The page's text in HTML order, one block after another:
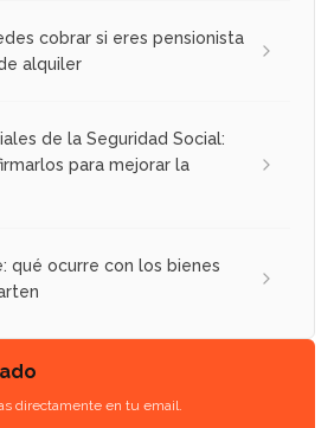
cobrar si eres pensionista
alquiler
de la Seguridad Social:
para mejorar la
qué ocurre con los bienes
directamente en tu email.